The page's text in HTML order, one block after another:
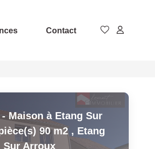
Contact
Maison à Etang Sur
90 m2 , Etang
Sur Arroux